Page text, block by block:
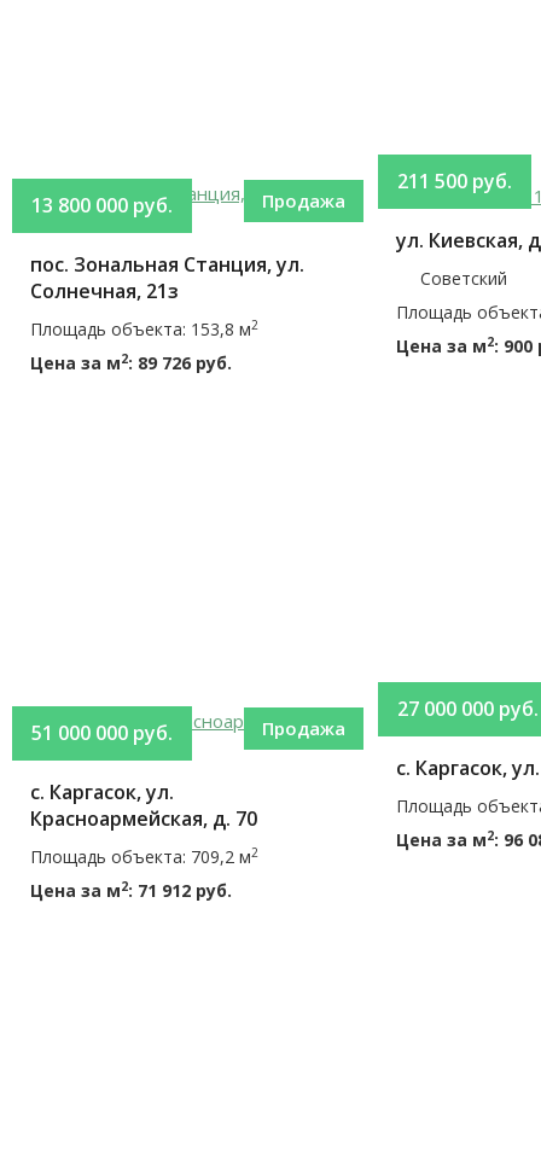
Продажа
13 800 000 руб.
пос. Зональная Станция, ул.
Солнечная, 21з
Площадь объекта: 153,8 м2
Цена за м2: 89 726 руб.
211 500 руб.
ул. Киевская,
Советский
Площадь
Цена за м2: 900
Продажа
51 000 000 руб.
с. Каргасок, ул.
Красноармейская, д. 70
Площадь объекта: 709,2 м2
Цена за м2: 71 912 руб.
27 000 000 руб.
с. Каргасок,
Площадь
Цена за м2: 96